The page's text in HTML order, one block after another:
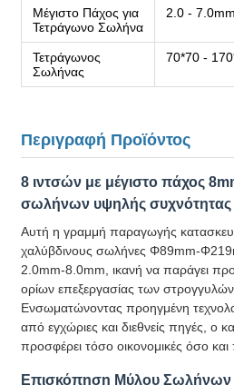
Μέγιστο Πάχος για
Τετράγωνο Σωλήνα
2.0 - 7.0mm
Τετράγωνος
Σωλήνας
70*70 -
Περιγραφή Προϊόντος
8 ιντσών με μέγιστο πάχος
σωλήνων υψηλής συχνότητας
Αυτή η γραμμή παραγωγής
χαλύβδινους σωλήνες Φ89mm-
2.0mm-8.0mm, ικανή να παράγει
ορίων επεξεργασίας των
Ενσωματώνοντας προηγμένη
από εγχώριες και διεθνείς πηγές, ο
προσφέρει τόσο οικονομικές όσο και
Επισκόπηση Μύλου Σωλήνων